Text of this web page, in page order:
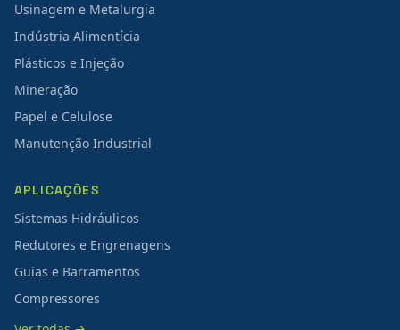
Usinagem e Metalurgia
Indústria Alimentícia
Plásticos e Injeção
Mineração
Papel e Celulose
Manutenção Industrial
APLICAÇÕES
Sistemas Hidráulicos
Redutores e Engrenagens
Guias e Barramentos
Compressores